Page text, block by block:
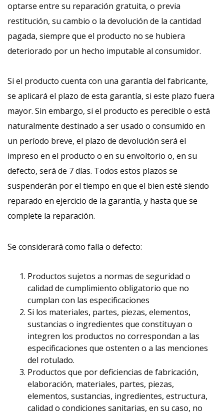
optarse entre su reparación gratuita, o previa
restitución, su cambio o la devolución de la cantidad
pagada, siempre que el producto no se hubiera
deteriorado por un hecho imputable al consumidor.
Si el producto cuenta con una garantía del fabricante,
se aplicará el plazo de esta garantía, si este plazo fuera
mayor. Sin embargo, si el producto es perecible o está
naturalmente destinado a ser usado o consumido en
un período breve, el plazo de devolución será el
impreso en el producto o en su envoltorio o, en su
defecto, será de 7 días. Todos estos plazos se
suspenderán por el tiempo en que el bien esté siendo
reparado en ejercicio de la garantía, y hasta que se
complete la reparación.
Se considerará como falla o defecto:
Productos sujetos a normas de seguridad o
calidad de cumplimiento obligatorio que no
cumplan con las especificaciones
Si los materiales, partes, piezas, elementos,
sustancias o ingredientes que constituyan o
integren los productos no correspondan a las
especificaciones que ostenten o a las menciones
del rotulado.
Productos que por deficiencias de fabricación,
elaboración, materiales, partes, piezas,
elementos, sustancias, ingredientes, estructura,
calidad o condiciones sanitarias, en su caso, no